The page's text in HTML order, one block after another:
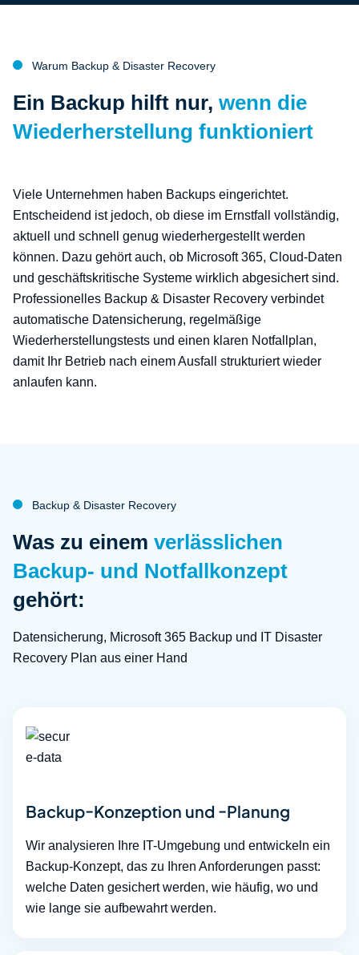
Warum Backup & Disaster Recovery
:
Ein Backup hilft nur, wenn die
Wiederherstellung funktioniert
Viele Unternehmen haben Backups eingerichtet.
Entscheidend ist jedoch, ob diese im Ernstfall vollständig,
aktuell und schnell genug wiederhergestellt werden
können. Dazu gehört auch, ob Microsoft 365, Cloud-Daten
und geschäftskritische Systeme wirklich abgesichert sind.
Professionelles Backup & Disaster Recovery verbindet
automatische Datensicherung, regelmäßige
Wiederherstellungstests und einen klaren Notfallplan,
damit Ihr Betrieb nach einem Ausfall strukturiert wieder
anlaufen kann.
Backup & Disaster Recovery
:
Was zu einem verlässlichen
Backup- und Notfallkonzept
gehört:
Datensicherung, Microsoft 365 Backup und IT Disaster
Recovery Plan aus einer Hand
Backup-Konzeption und -Planung
Wir analysieren Ihre IT-Umgebung und entwickeln ein
Backup-Konzept, das zu Ihren Anforderungen passt:
welche Daten gesichert werden, wie häufig, wo und
wie lange sie aufbewahrt werden.